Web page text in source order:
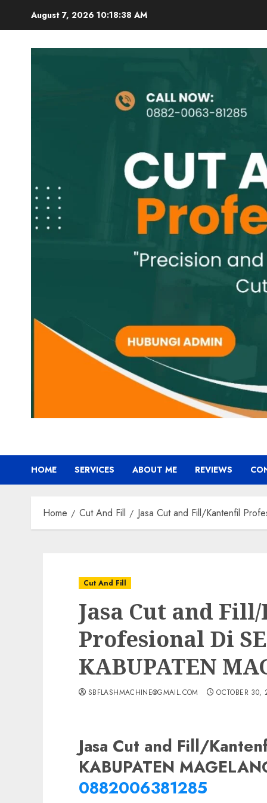
August 7, 2026 10:18:39 AM
HOME SERVICES ABOUT ME REVIEWS
Home Cut And Fill Jasa Cut and Fill/Kantenfil
Cut And Fill
Jasa Cut and
Profesional Di
KABUPATEN
SBFLASHMACHINE@GMAIL.COM OCTOBER 30,
Jasa Cut and Fill/
KABUPATEN
0882006381285